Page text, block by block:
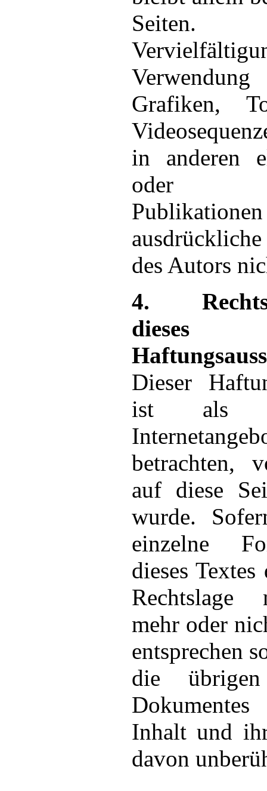
Grafiken,
in anderen
oder
des Autors
4.
dieses
Dieser
ist als
betrachten,
auf diese
wurde.
einzelne
dieses
mehr oder
entsprechen
die
Inhalt und
davon